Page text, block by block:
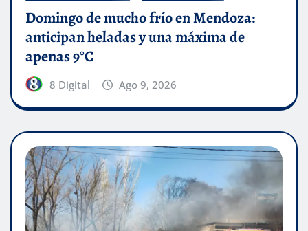
Domingo de mucho frío en Mendoza:
anticipan heladas y una máxima de
apenas 9°C
8 Digital Ago 9, 2026